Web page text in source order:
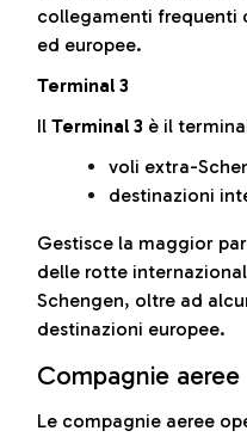
collegamenti frequenti
ed europee.
Terminal 3
Il Terminal 3 è il
voli extra-
destinazioni
Gestisce la maggior
delle rotte
Schengen, oltre ad
destinazioni europee.
Compagnie
Le compagnie aeree